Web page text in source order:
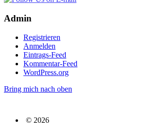
Admin
Registrieren
Anmelden
Eintrags-Feed
Kommentar-Feed
WordPress.org
Bring mich nach oben
© 2026